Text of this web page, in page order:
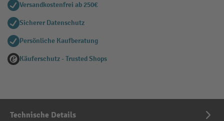
Versandkostenfrei ab 250€
Sicherer Datenschutz
Persönliche Kaufberatung
Käuferschutz - Trusted Shops
Technische Details